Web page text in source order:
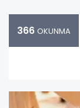
366 OKUNMA